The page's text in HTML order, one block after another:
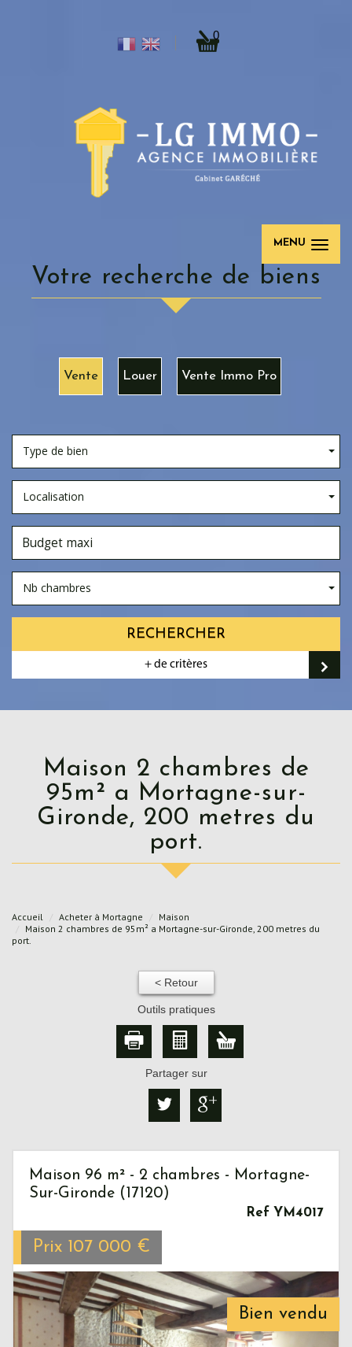
0
MENU
votre recherche de biens
Vente Louer Vente Immo Pro
Type de bien
Localisation
Nb chambres
RECHERCHER
+ de critères
Maison 2 chambres de
95m² a Mortagne-sur-
Gironde, 200 metres du
port.
Accueil Acheter à Mortagne
Maison
Maison 2 chambres de 95m² a Mortagne-sur-Gironde, 200 metres du
port.
< Retour
Outils pratiques
Partager sur
Bien vendu
Maison 96 m² - 2 chambres - Mortagne-
Sur-Gironde (17120)
Ref YM4017
Prix 107 000 €